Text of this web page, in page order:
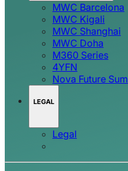
MWC Barcelona
MWC Kigali
MWC Shanghai
MWC Doha
M360 Series
4YFN
Nova Future
LEGAL
Legal